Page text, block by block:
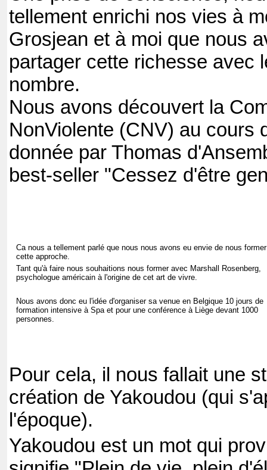
tellement enrichi nos vies à
Grosjean et à moi que nous
partager cette richesse avec
nombre.
Nous avons découvert la
NonViolente (CNV) au cours
donnée par Thomas
best-seller "Cessez d'être
Ca nous a tellement parlé que nous nous avons eu envie de nous
cette approche.
Tant qu'à faire nous souhaitions nous former avec Marshall Rosenberg,
psychologue américain à l'origine de cet art de vivre.
Nous avons donc eu l'idée d'organiser sa venue en Belgique 10 jours de
formation intensive à Spa et pour une conférence à Liège devant 1000
personnes.
Pour cela, il nous fallait une
création de Yakoudou (qui
l'époque).
Yakoudou est un mot qui